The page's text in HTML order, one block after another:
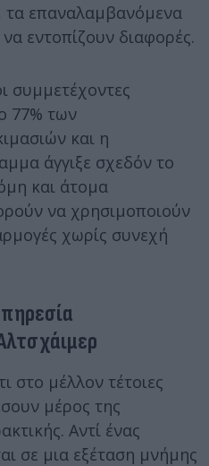
τα επαναλαμβανόμενα
εντοπίζουν διαφορές.
συμμετέχοντες
77% των
και η
άγγιξε σχεδόν το
και άτομα
να χρησιμοποιούν
χωρίς συνεχή
στο μέλλον τέτοιες
μέρος της
Αντί ένας
σε μια εξέταση μνήμης